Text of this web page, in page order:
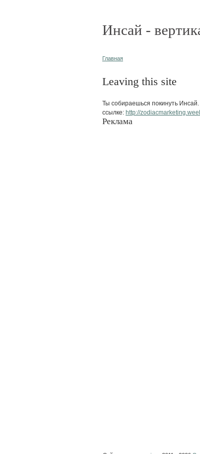
Инсай -
Главная
Leaving this site
Ты собираешься покинуть
ссылке: http://
Реклама